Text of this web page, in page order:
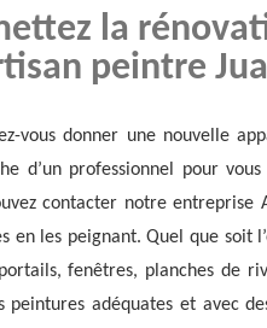
la
peintre
vous donner une nouvelle
d’un professionnel pour
contacter notre entreprise
en les peignant. Quel que soit
fenêtres, planches de
peintures adéquates et avec